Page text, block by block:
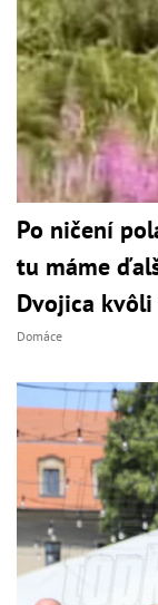
Po ničení
tu máme
Dvojica
Domáce